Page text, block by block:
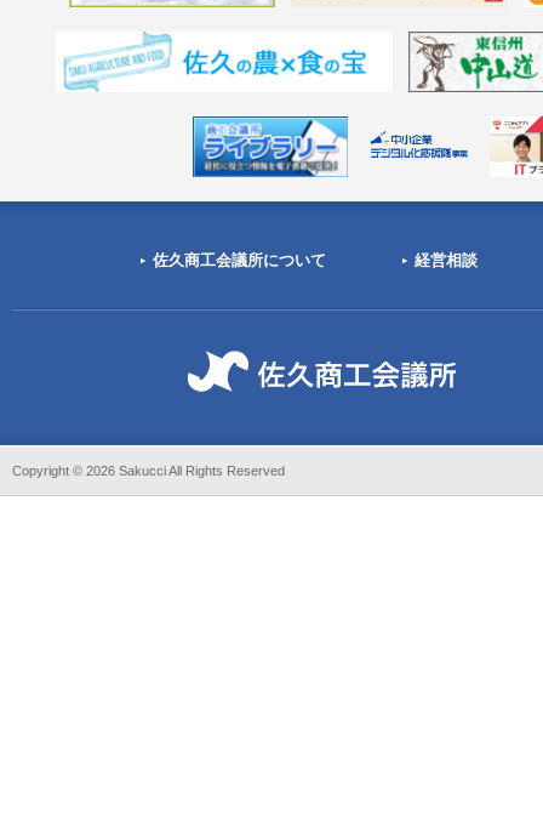
佐久商工会議所について 経営相談
Copyright © 2026 Sakucci All Rights Reserved